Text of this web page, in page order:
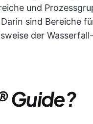
und
sind Bereiche
der
Guide?